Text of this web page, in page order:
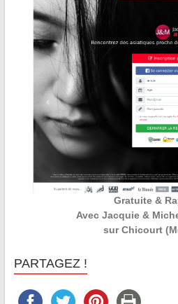
Gratuite &
Avec Jacquie &
sur Chicourt
PARTAGEZ !